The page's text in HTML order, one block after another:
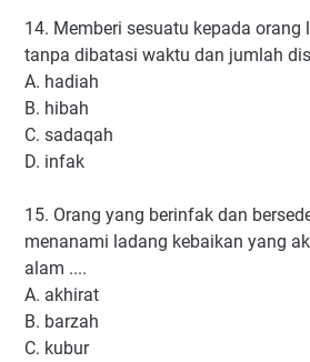
14. Memberi sesuatu kepada orang
tanpa dibatasi waktu dan jumlah
A. hadiah
B. hibah
C. sadaqah
D. infak
15. Orang yang berinfak dan
menanami ladang kebaikan yang
alam ....
A. akhirat
B. barzah
C. kubur